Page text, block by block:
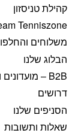
קהילת טניסזון
Tenniszone#
משלוחים
הבלוג שלנו
B2B – מועדונים ומאמנים
דרושים
הסניפים שלנו
שאלות ותשובות